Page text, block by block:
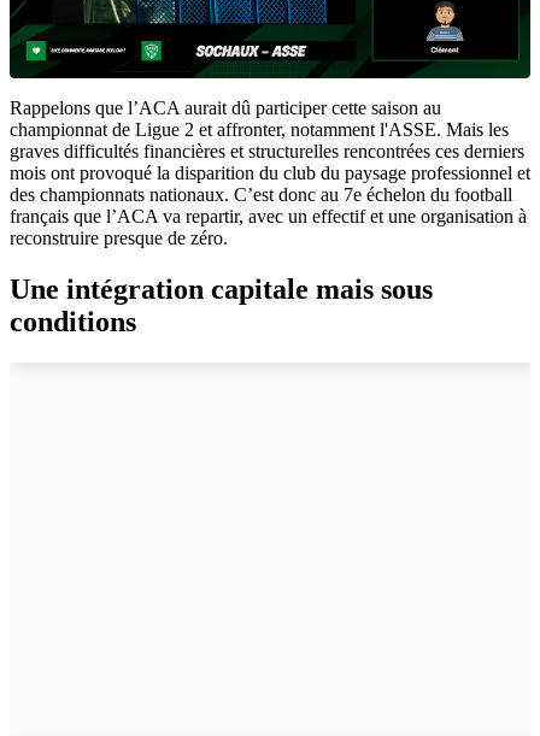
Rappelons que l’ACA aurait dû participer cette saison au
championnat de Ligue 2 et affronter, notamment l'ASSE. Mais les
graves difficultés financières et structurelles rencontrées ces derniers
mois ont provoqué la disparition du club du paysage professionnel et
des championnats nationaux. C’est donc au 7e échelon du football
français que l’ACA va repartir, avec un effectif et une organisation à
reconstruire presque de zéro.
Une intégration capitale mais sous
conditions